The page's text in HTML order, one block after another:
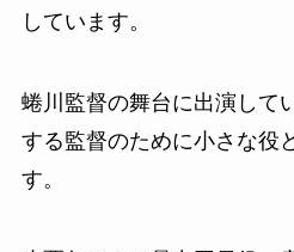
しています。
蜷川監督の舞台に出演して
する監督のために小さな役
す。